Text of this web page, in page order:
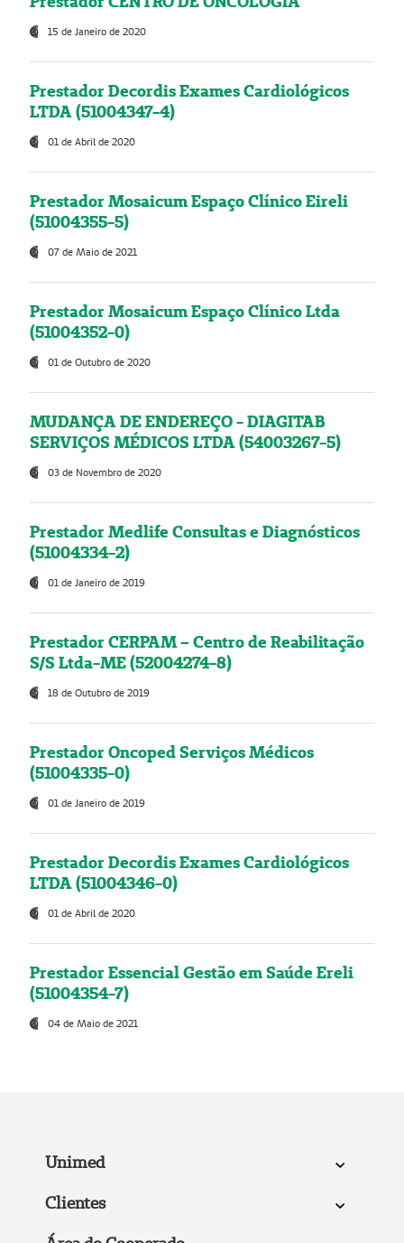
15 de Janeiro de 2020
Prestador Decordis Exames Cardiológicos
LTDA (51004347-4)
01 de Abril de 2020
Prestador Mosaicum Espaço Clínico Eireli
(51004355-5)
07 de Maio de 2021
Prestador Mosaicum Espaço Clínico Ltda
(51004352-0)
01 de Outubro de 2020
MUDANÇA DE ENDEREÇO - DIAGITAB
SERVIÇOS MÉDICOS LTDA (54003267-5)
03 de Novembro de 2020
Prestador Medlife Consultas e Diagnósticos
(51004334-2)
01 de Janeiro de 2019
Prestador CERPAM – Centro de Reabilitação
S/S Ltda-ME (52004274-8)
18 de Outubro de 2019
Prestador Oncoped Serviços Médicos
(51004335-0)
01 de Janeiro de 2019
Prestador Decordis Exames Cardiológicos
LTDA (51004346-0)
01 de Abril de 2020
Prestador Essencial Gestão em Saúde Ereli
(51004354-7)
04 de Maio de 2021
Unimed
Clientes